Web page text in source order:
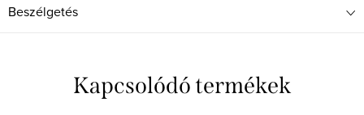
Beszélgetés
Kapcsolódó termékek